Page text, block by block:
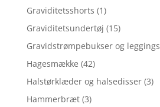
Graviditetsshorts (1)
Graviditetsundertøj (15)
Gravidstrømpebukser og leggings
Hagesmække (42)
Halstørklæder og halsedisser (3)
Hammerbræt (3)